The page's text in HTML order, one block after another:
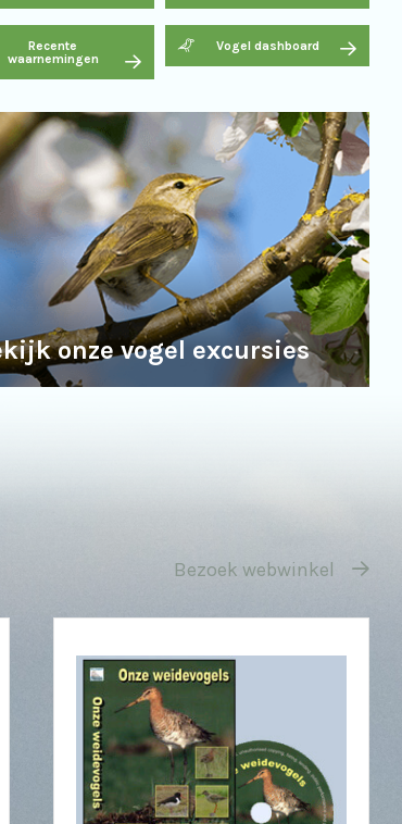
Recente
waarnemingen
Vogel dashboard
onze vogel excursies
Bezoek webwinkel